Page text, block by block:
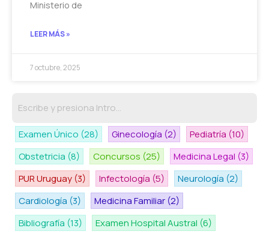
Ministerio de
LEER MÁS »
7 octubre, 2025
Examen Único (28) Ginecología (2) Pediatría (10)
Obstetricia (8) Concursos (25) Medicina Legal (3)
PUR Uruguay (3) Infectología (5) Neurología (2)
Cardiología (3) Medicina Familiar (2)
Bibliografía (13) Examen Hospital Austral (6)